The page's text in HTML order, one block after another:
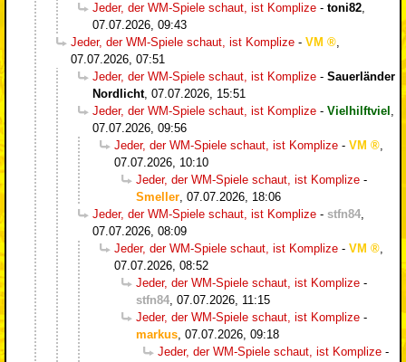
Jeder, der WM-Spiele schaut, ist Komplize - toni82,
07.07.2026, 09:43
Jeder, der WM-Spiele schaut, ist Komplize - VM
,
07.07.2026, 07:51
Jeder, der WM-Spiele schaut, ist Komplize - Sauerländer
Nordlicht, 07.07.2026, 15:51
Jeder, der WM-Spiele schaut, ist Komplize - Vielhilftviel ,
07.07.2026, 09:56
Jeder, der WM-Spiele schaut, ist Komplize - VM
,
07.07.2026, 10:10
Jeder, der WM-Spiele schaut, ist Komplize -
Smeller, 07.07.2026, 18:06
Jeder, der WM-Spiele schaut, ist Komplize - stfn84,
07.07.2026, 08:09
Jeder, der WM-Spiele schaut, ist Komplize - VM
,
07.07.2026, 08:52
Jeder, der WM-Spiele schaut, ist Komplize -
stfn84, 07.07.2026, 11:15
Jeder, der WM-Spiele schaut, ist Komplize -
markus, 07.07.2026, 09:18
Jeder, der WM-Spiele schaut, ist Komplize -